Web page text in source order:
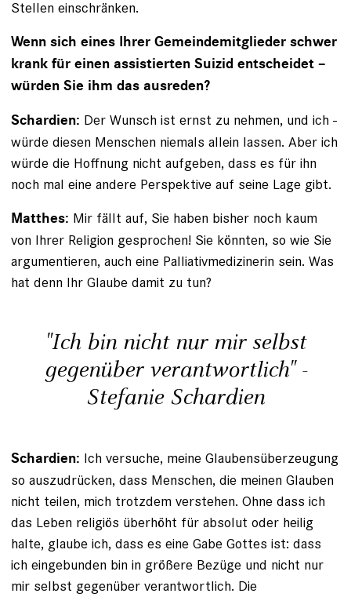
Stellen einschränken.
Wenn sich eines Ihrer Gemeindemitglieder schwer
krank für einen assistierten Suizid entscheidet –
würden Sie ihm das ausreden?
Schardien: Der Wunsch ist ernst zu nehmen, und ich ­
würde diesen Menschen niemals allein lassen. Aber ich
würde die Hoffnung nicht aufgeben, dass es für ihn
noch mal eine andere Perspektive auf seine Lage gibt.
Matthes: Mir fällt auf, Sie haben bisher noch kaum
von Ihrer Religion gesprochen! Sie könnten, so wie Sie
argumentieren, auch eine Palliativmedizinerin sein. Was
hat denn Ihr Glaube damit zu tun?
"Ich bin nicht nur mir selbst
gegenüber verantwortlich" -
Stefanie Schardien
Schardien: Ich versuche, meine Glaubensüberzeugung
so auszudrücken, dass Menschen, die meinen Glauben
nicht teilen, mich trotzdem verstehen. Ohne dass ich
das Leben religiös überhöht für absolut oder heilig
halte, glaube ich, dass es eine Gabe Gottes ist: dass
ich eingebunden bin in größere Bezüge und nicht nur
mir selbst gegenüber verantwortlich. Die